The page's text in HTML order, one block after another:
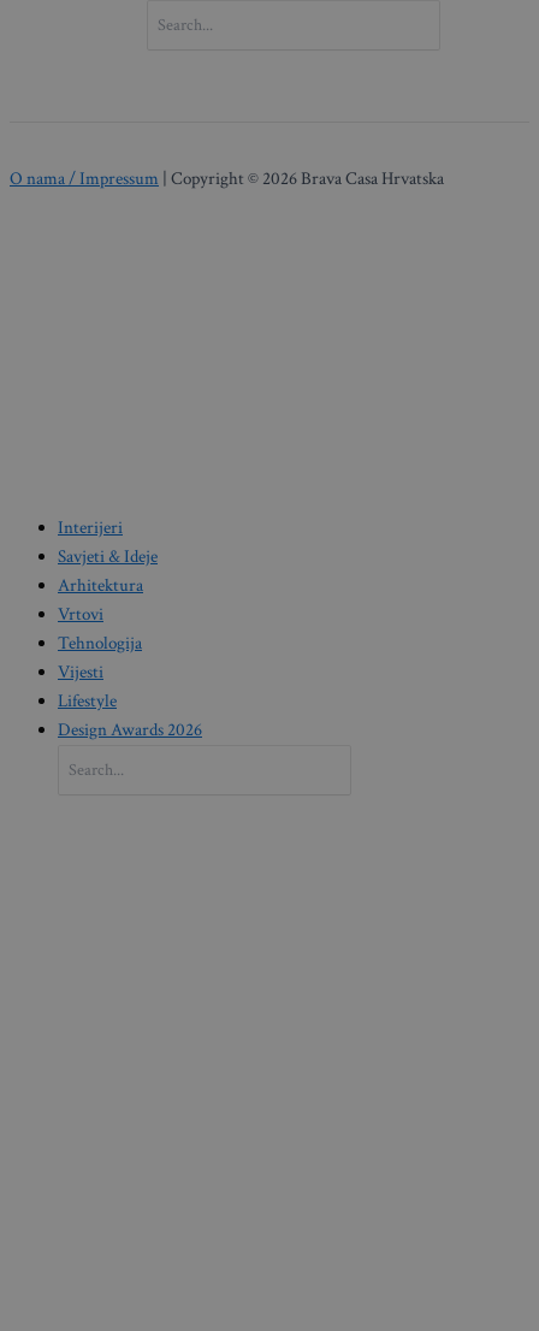
FOR:
O nama / Impressum | Copyright © 2026 Brava Casa Hrvatska
Interijeri
Savjeti & Ideje
Arhitektura
Vrtovi
Tehnologija
Vijesti
Lifestyle
Design Awards 2026
for: